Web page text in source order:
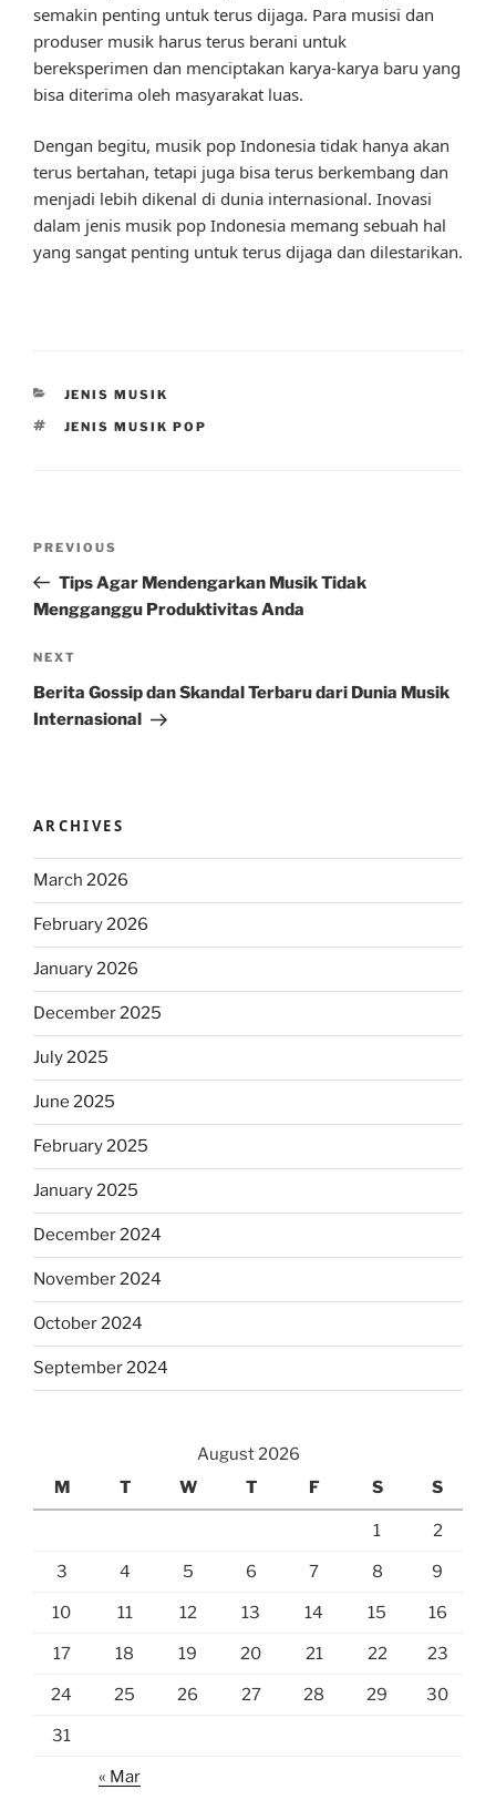
semakin penting untuk terus dijaga. Para musisi dan
produser musik harus terus berani untuk
bereksperimen dan menciptakan karya-karya baru yang
bisa diterima oleh masyarakat luas.
Dengan begitu, musik pop Indonesia tidak hanya akan
terus bertahan, tetapi juga bisa terus berkembang dan
menjadi lebih dikenal di dunia internasional. Inovasi
dalam jenis musik pop Indonesia memang sebuah hal
yang sangat penting untuk terus dijaga dan dilestarikan.
CATEGORIES
JENIS MUSIK
TAGS
JENIS MUSIK POP
Previous
Post
PREVIOUS
Tips Agar Mendengarkan Musik Tidak
Mengganggu Produktivitas Anda
Next
Post
NEXT
Berita Gossip dan Skandal Terbaru dari Dunia Musik
Internasional
ARCHIVES
March 2026
February 2026
January 2026
December 2025
July 2025
June 2025
February 2025
January 2025
December 2024
November 2024
October 2024
September 2024
August 2026
M
T W T F S S
1 2
3 4 5 6 7 8 9
10 11 12 13 14 15 16
17 18 19 20 21 22 23
24 25 26 27 28 29 30
31
« Mar